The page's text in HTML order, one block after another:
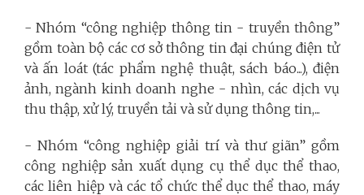
- Nhóm “công nghiệp thông tin - truyền thông”
gồm toàn bộ các cơ sở thông tin đại chúng điện tử
và ấn loát (tác phẩm nghệ thuật, sách báo...), điện
ảnh, ngành kinh doanh nghe - nhìn, các dịch vụ
thu thập, xử lý, truyền tải và sử dụng thông tin,...
- Nhóm “công nghiệp giải trí và thư giãn” gồm
công nghiệp sản xuất dụng cụ thể dục thể thao,
các liên hiệp và các tổ chức thể dục thể thao, máy